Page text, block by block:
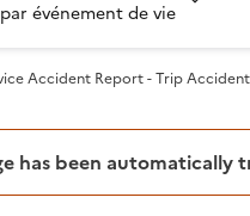
par événement de vie
Accident Report - Trip
has been